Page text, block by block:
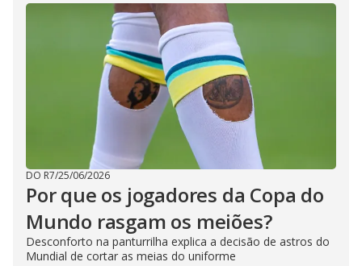
DO R7/25/06/2026
Por que os jogadores da Copa do
Mundo rasgam os meiões?
Desconforto na panturrilha explica a decisão de astros do
Mundial de cortar as meias do uniforme